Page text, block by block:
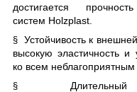
достигается
систем Holzplast.
§ Устойчивость к
высокую эластичность и
ко всем
§